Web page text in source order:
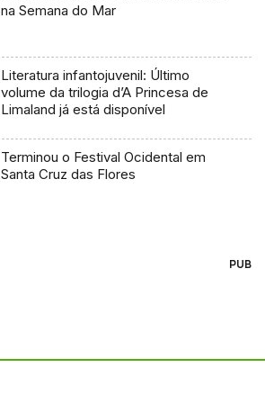
na Semana do Mar
Literatura infantojuvenil: Último
volume da trilogia d’A Princesa de
Limaland já está disponível
Terminou o Festival Ocidental em
Santa Cruz das Flores
PUB